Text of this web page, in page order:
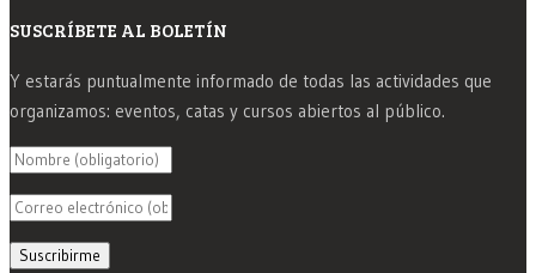
SUSCRÍBETE AL BOLETÍN
Y estarás puntualmente informado de todas las actividades que
organizamos: eventos, catas y cursos abiertos al público.